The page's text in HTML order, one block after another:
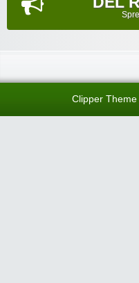
Clipper Theme